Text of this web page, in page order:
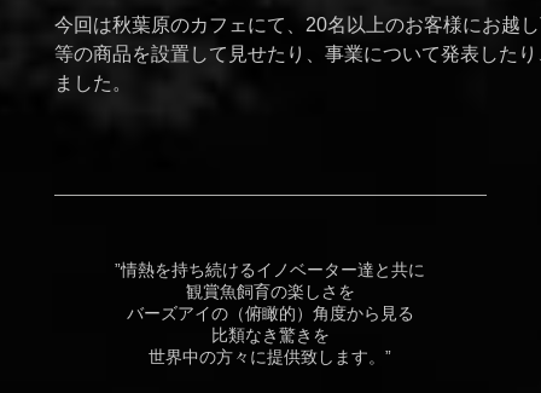
今回は秋葉原のカフェにて、20名以上のお客様にお越
等の商品を設置して見せたり、事業について発表した
ました。
”情熱を持ち続けるイノベーター達と共に
観賞魚飼育の楽しさを
バーズアイの（俯瞰的）角度から見る
比類なき驚きを
世界中の方々に提供致します。”